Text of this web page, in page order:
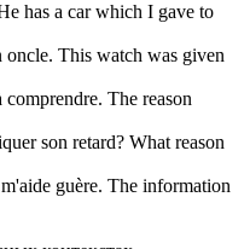
has a car which I gave to
oncle. This watch was given
The reason
son retard? What reason
guère. The information